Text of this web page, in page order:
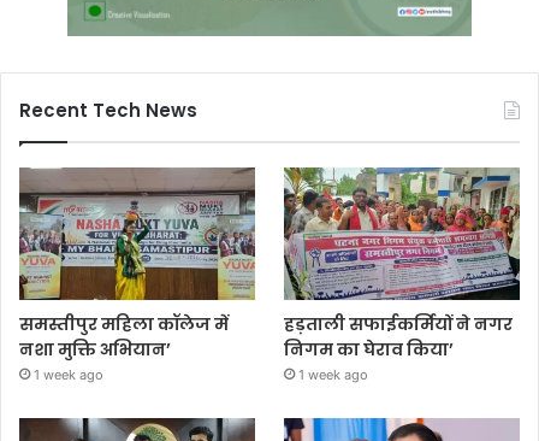
Recent Tech News
समस्तीपुर महिला कॉलेज में
नशा मुक्ति अभियान’
1 week ago
हड़ताली सफाईकर्मियों ने नगर
निगम का घेराव किया’
1 week ago